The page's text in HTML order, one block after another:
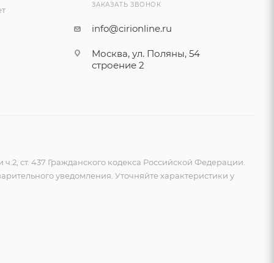
ЗАКАЗАТЬ ЗВОНОК
info@cirionline.ru
Москва, ул. Поляны, 54
строение 2
ст. 437 Гражданского кодекса Российской Федерации.
уведомления. Уточняйте характеристики у